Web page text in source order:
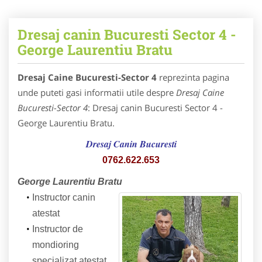
Dresaj canin Bucuresti Sector 4 -
George Laurentiu Bratu
Dresaj Caine Bucuresti-Sector 4 reprezinta pagina
unde puteti gasi informatii utile despre Dresaj Caine
Bucuresti-Sector 4: Dresaj canin Bucuresti Sector 4 -
George Laurentiu Bratu.
Dresaj Canin Bucuresti
0762.622.653
George Laurentiu Bratu
Instructor canin
atestat
Instructor de
mondioring